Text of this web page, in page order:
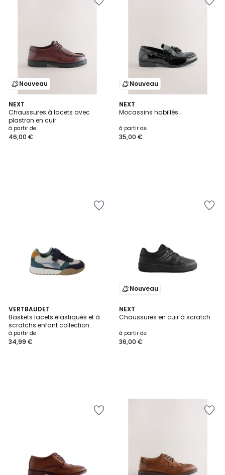
Nouveau
NEXT
Chaussures à lacets avec
plastron en cuir
à partir de
46,00 €
Nouveau
NEXT
Mocassins habillés
à partir de
35,00 €
VERTBAUDET
Baskets lacets élastiqués et à
scratchs enfant collection
maternelle
à partir de
34,99 €
Nouveau
NEXT
Chaussures en cuir à scratch
à partir de
36,00 €